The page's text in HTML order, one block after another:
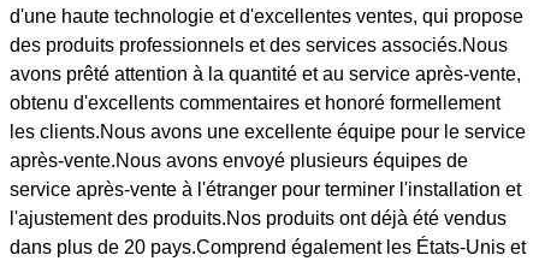
d'une haute technologie et d'excellentes ventes, qui propose
des produits professionnels et des services associés.Nous
avons prêté attention à la quantité et au service après-vente,
obtenu d'excellents commentaires et honoré formellement
les clients.Nous avons une excellente équipe pour le service
après-vente.Nous avons envoyé plusieurs équipes de
service après-vente à l'étranger pour terminer l'installation et
l'ajustement des produits.Nos produits ont déjà été vendus
dans plus de 20 pays.Comprend également les États-Unis et